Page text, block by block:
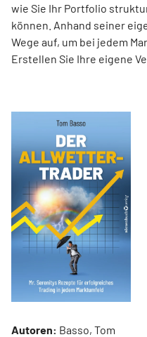
wie Sie Ihr Portfolio
können. Anhand seiner
Wege auf, um bei jedem
Erstellen Sie Ihre eigene
Autoren: Basso, Tom